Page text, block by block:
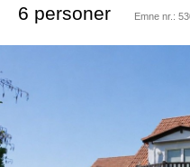
6 personer
Emne nr.: